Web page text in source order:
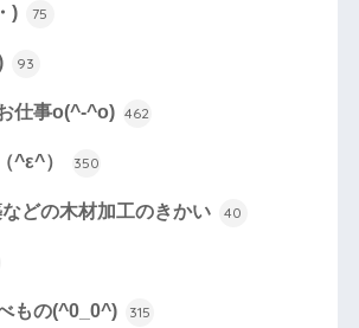
) 75
93
仕事o(^-^o) 462
^ε^） 350
どの木材加工のきかい 40
もの(^0_0^) 315